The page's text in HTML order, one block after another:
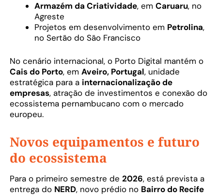
Armazém da Criatividade, em Caruaru, no
Agreste
Projetos em desenvolvimento em Petrolina,
no Sertão do São Francisco
No cenário internacional, o Porto Digital mantém o
Cais do Porto, em Aveiro, Portugal, unidade
estratégica para a internacionalização de
empresas, atração de investimentos e conexão do
ecossistema pernambucano com o mercado
europeu.
Novos equipamentos e futuro
do ecossistema
Para o primeiro semestre de 2026, está prevista a
entrega do NERD, novo prédio no Bairro do Recife